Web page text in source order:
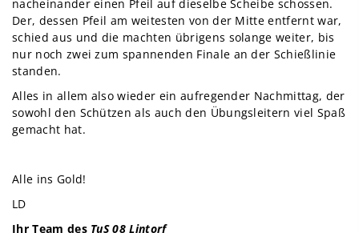
nacheinander einen Pfeil auf dieselbe Scheibe schossen.
Der, dessen Pfeil am weitesten von der Mitte entfernt war,
schied aus und die machten übrigens solange weiter, bis
nur noch zwei zum spannenden Finale an der Schießlinie
standen.
Alles in allem also wieder ein aufregender Nachmittag, der
sowohl den Schützen als auch den Übungsleitern viel Spaß
gemacht hat.
Alle ins Gold!
LD
Ihr Team des TuS 08 Lintorf